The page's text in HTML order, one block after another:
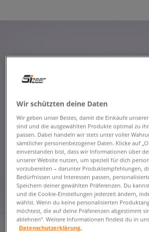
Wir schützten deine Daten
Wir geben unser Bestes, damit die Einkäufe
sind und die ausgewählten Produkte optimal zu
passen. Dabei handeln wir stets unter voller
sämtlicher personenbezogener Daten. Klicke auf
einverstanden bist, dass wir Informationen über
unserer Website nutzen, um speziell für dich
vorzubereiten – darunter Produktempfehlungen,
Bedürfnissen und Interessen passen,
Speichern deiner gewählten Präferenzen. Du
und die Cookie-Einstellungen jederzeit ändern,
wählst. Wenn du keine personalisierten
möchtest, die auf deine Präferenzen abgestimmt
ablehnen“. Weitere Informationen findest du in
Datenschutzerklärung.